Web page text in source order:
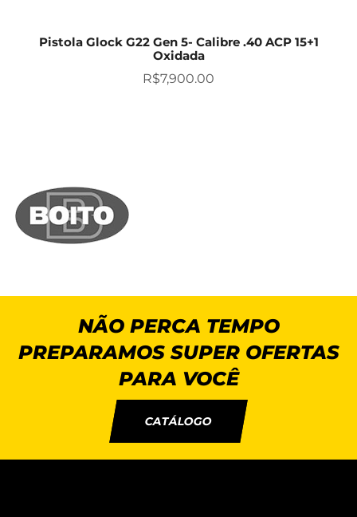
Pistola Glock G22 Gen 5- Calibre .40 ACP 15+1
Oxidada
R$7,900.00
NÃO PERCA TEMPO
PREPARAMOS SUPER OFERTAS
PARA VOCÊ
CATÁLOGO